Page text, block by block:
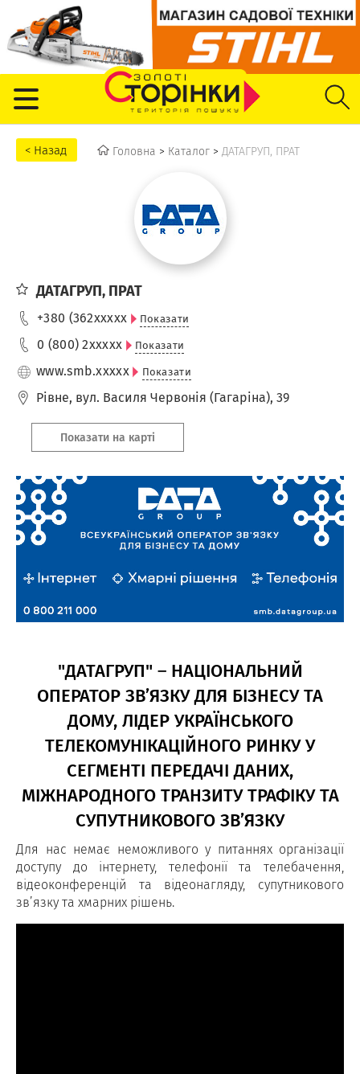
Головна > Каталог > ДАТАГРУП, ПРАТ
ДАТАГРУП, ПРАТ
+380 (362xxxxx Показати
0 (800) 2xxxxx Показати
www.smb.xxxxx Показати
Рівне, вул. Василя Червонія (Гагаріна), 39
Показати на карті
"ДАТАГРУП" –НАЦІОНАЛЬНИЙ
ОПЕРАТОР ЗВ’ЯЗКУ ДЛЯ БІЗНЕСУ ТА
ДОМУ, ЛІДЕР УКРАЇНСЬКОГО
ТЕЛЕКОМУНІКАЦІЙНОГО РИНКУ У
СЕГМЕНТІ ПЕРЕДАЧІ ДАНИХ,
МІЖНАРОДНОГО ТРАНЗИТУ ТРАФІКУ ТА
СУПУТНИКОВОГО ЗВ’ЯЗКУ
Для нас немає неможливого у питаннях організації
доступу до інтернету, телефонії та телебачення,
відеоконференцій та відеонагляду, супутникового
зв’язку та хмарних рішень.